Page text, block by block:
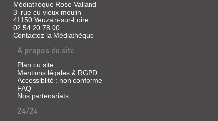
Médiathèque Rose-Valland
3, rue du vieux moulin
41150 Veuzain-sur-Loire
02 54 20 78 00
Contactez la Médiathèque
A propos du site
Plan du site
Mentions légales & RGPD
Accessiblité : non conforme
FAQ
Nos partenariats
24/24